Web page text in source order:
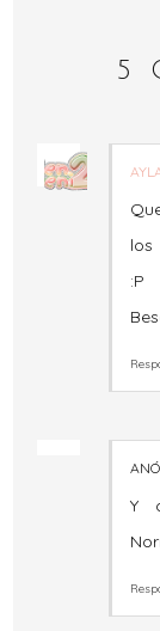
5
los
:P
Y